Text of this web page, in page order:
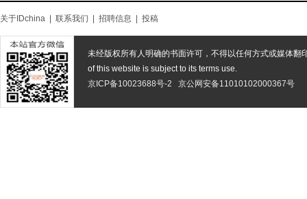
关于IDchina 联系我们 招聘信息 投稿
未经版权所有人明确的书面许可，不得以任何方式或媒体翻
of this website is subject to its terms use.
京ICP备10023688号-2
京公网安备11010102000367号